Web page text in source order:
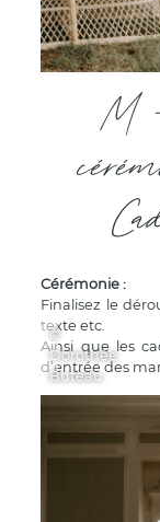
M
Cérémonie :
Finalisez le
texte etc.
Ainsi que les
d’entrée des
©
Dorothée
Buteau